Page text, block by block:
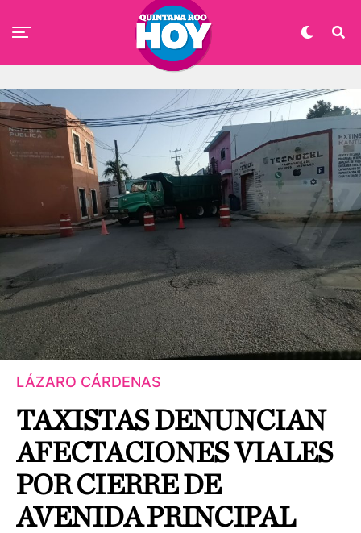
LÁZARO CÁRDENAS
TAXISTAS DENUNCIAN
AFECTACIONES VIALES
POR CIERRE DE
AVENIDA PRINCIPAL